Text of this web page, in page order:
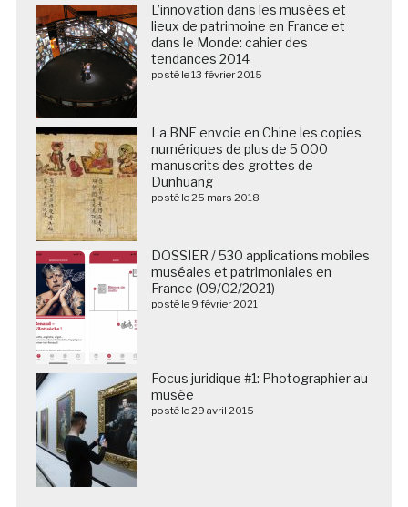
L’innovation dans les musées et
lieux de patrimoine en France et
dans le Monde: cahier des
tendances 2014
posté le 13 février 2015
La BNF envoie en Chine les copies
numériques de plus de 5 000
manuscrits des grottes de
Dunhuang
posté le 25 mars 2018
DOSSIER / 530 applications mobiles
muséales et patrimoniales en
France (09/02/2021)
posté le 9 février 2021
Focus juridique #1: Photographier au
musée
posté le 29 avril 2015